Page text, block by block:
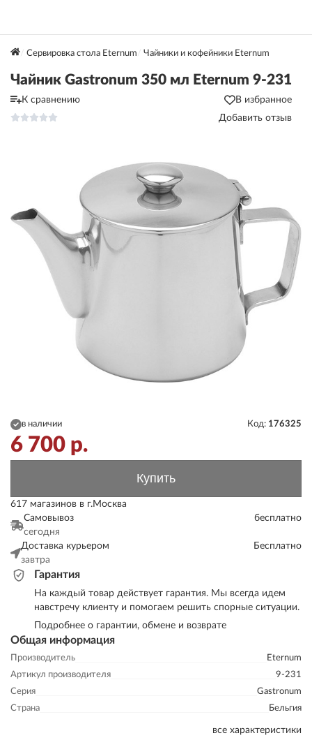
Сервировка стола Eternum Чайники и кофейники Eternum
Чайник Gastronum 350 мл Eternum 9-231
К сравнению
В избранное
Добавить отзыв
Общая информация
Производитель
Eternum
Артикул производителя
9-231
Серия
Gastronum
Страна
Бельгия
все характеристики
в наличии Код: 176325
6 700 р.
Купить
617 магазинов в г.Москва
Самовывоз
сегодня
бесплатно
Доставка курьером
завтра
Бесплатно
Гарантия
На каждый товар действует гарантия. Мы всегда идем
навстречу клиенту и помогаем решить спорные ситуации.
Подробнее о гарантии, обмене и возврате